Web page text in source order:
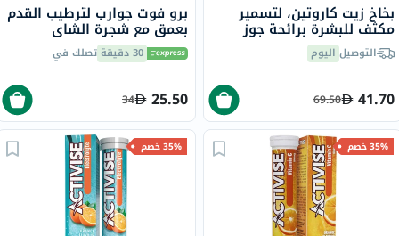
بخاخ زيت كاروتين، لتسمير
مكثف للبشرة برائحة جوز
الهند، 200 مل
التوصيل اليوم
41.70
69.50
برو فوت جوارب لترطيب القدم
بعمق مع شجرة الشاي
وفيتامين E لإصلاح البشرة
الجافة،حزمه من زوج واحد
30 دقيقة تصلك في
25.50
34
35% خصم 35% خصم